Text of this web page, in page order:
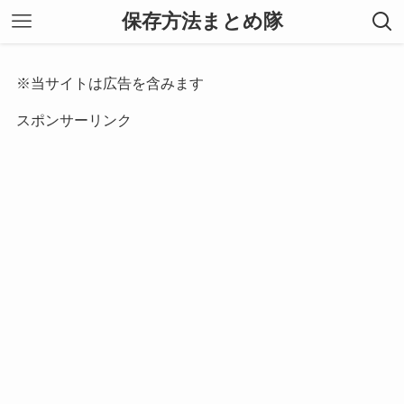
保存方法まとめ隊
※当サイトは広告を含みます
スポンサーリンク